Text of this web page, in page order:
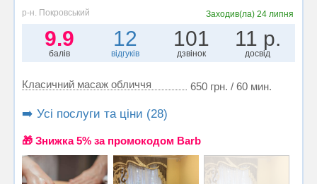
р-н. Покровський Заходив(ла) 24 липня
9.9
балів
12
відгуків
101
дзвінок
11 р.
досвід
Класичний масаж обличчя 650 грн. / 60 мин.
➡️ Усі послуги та ціни (28)
🎁 Знижка 5% за промокодом Barb